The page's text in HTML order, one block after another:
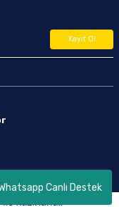
Canlı Destek
Kayıt Ol
ile korunmaktadır.